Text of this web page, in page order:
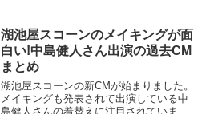
の匂い⁈ナイナイミュージックに出演した
Kis-M...
湖池屋スコーンのメイキングが面
白い!中島健人さん出演の過去CM
まとめ
湖池屋スコーンの新CMが始まりました。
メイキングも発表されて出演している中
島健人さんの着替えに注目されていま